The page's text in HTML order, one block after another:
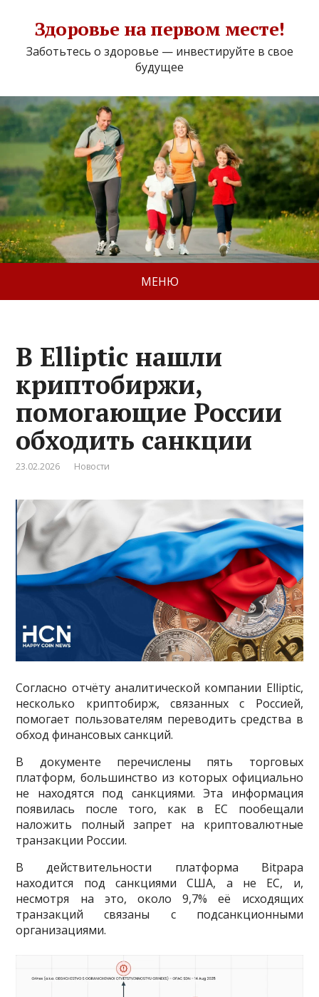
Здоровье на первом месте!
Заботьтесь о здоровье — инвестируйте в свое
будущее
МЕНЮ
В Elliptic нашли
криптобиржи,
помогающие России
обходить санкции
23.02.2026 Новости
Согласно отчёту аналитической компании Elliptic,
несколько криптобирж, связанных с Россией,
помогает пользователям переводить средства в
обход финансовых санкций.
В документе перечислены пять торговых
платформ, большинство из которых официально
не находятся под санкциями. Эта информация
появилась после того, как в ЕС пообещали
наложить полный запрет на криптовалютные
транзакции России.
В действительности платформа Bitpapa
находится под санкциями США, а не ЕС, и,
несмотря на это, около 9,7% её исходящих
транзакций связаны с подсанкционными
организациями.